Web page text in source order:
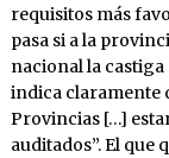
requisitos más
pasa si a la
nacional la
indica claramente
Provincias […]
auditados”. El que